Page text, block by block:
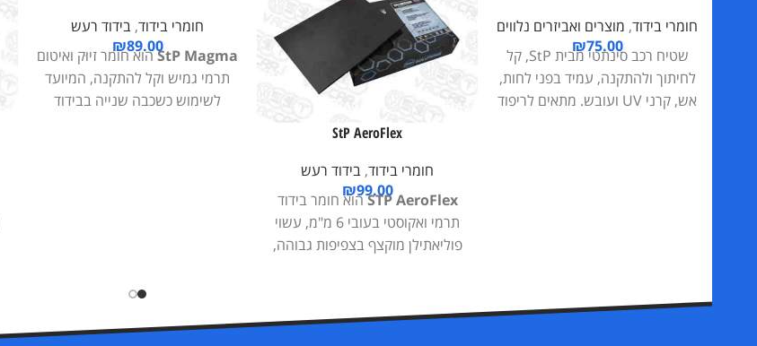
חומרי בידוד, מוצרים ואביזרים נלווים
₪75.00
שטיח רכב סינתטי מבית StP, קל
לחיתוך ולהתקנה, עמיד בפני לחות,
אש, קרני UV ועובש. מתאים לריפוד
StP AeroFlex
חומרי בידוד, בידוד רעש
₪99.00
STP AeroFlexהוא חומר בידוד
תרמי ואקוסטי בעובי 6 מ"מ, עשוי
פוליאתילן מוקצף בצפיפות גבוהה,
בידוד שנייה או שלישית, מספק
חומרי בידוד, בידוד רעש
₪89.00StP Magmaהוא חומר זיוּק ואיטום
תרמי גמיש וקל להתקנה, המיועד
לשימוש כשכבה שנייה בבידוד